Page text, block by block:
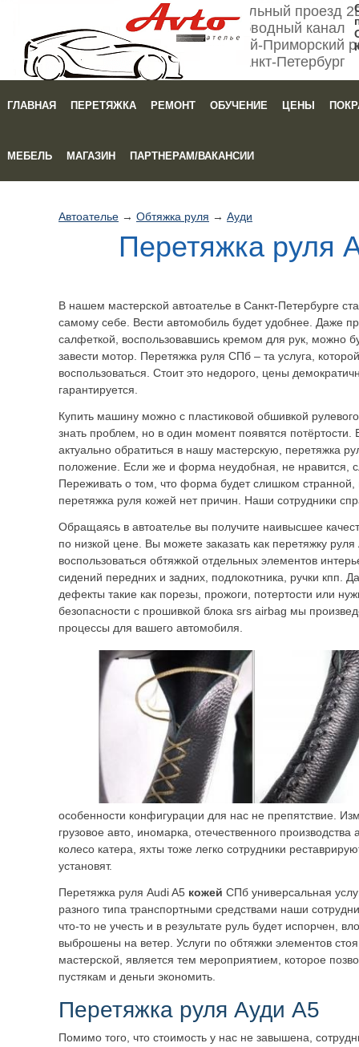
Мебельный проезд
Обводный канал
Кировский-Приморский
Санкт-Петербург
ГЛАВНАЯ ПЕРЕТЯЖКА РЕМОНТ ОБУЧЕНИЕ ЦЕНЫ
МЕБЕЛЬ МАГАЗИН ПАРТНЕРАМ/ВАКАНСИИ
Автоателье → Обтяжка руля → Ауди
Перетяжка руля
В нашем мастерской автоателье в Санкт-Петербурге
самому себе. Вести автомобиль будет удобнее. Даже
салфеткой, воспользовавшись кремом для рук, можно
завести мотор. Перетяжка руля СПб – та услуга,
воспользоваться. Стоит это недорого, цены
гарантируется.
Купить машину можно с пластиковой обшивкой
знать проблем, но в один момент появятся потёртости.
актуально обратиться в нашу мастерскую, перетяжка
положение. Если же и форма неудобная, не нравится,
Переживать о том, что форма будет слишком странной,
перетяжка руля кожей нет причин. Наши сотрудники
Обращаясь в автоателье вы получите наивысшее
по низкой цене. Вы можете заказать как перетяжку
воспользоваться обтяжкой отдельных элементов
сидений передних и задних, подлокотника, ручки кпп.
дефекты такие как порезы, прожоги, потертости или
безопасности с прошивкой блока srs airbag мы
процессы для вашего автомобиля.
особенности конфигурации для нас не препятствие.
грузовое авто, иномарка, отечественного
колесо катера, яхты тоже легко сотрудники
установят.
Перетяжка руля Audi A5 кожей СПб универсальная
разного типа транспортными средствами наши
что-то не учесть и в результате руль будет испорчен,
выброшены на ветер. Услуги по обтяжки элементов
мастерской, является тем мероприятием, которое
пустякам и деньги экономить.
Перетяжка руля Ауди А5
Помимо того, что стоимость у нас не завышена,